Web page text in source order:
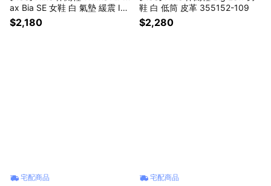
ax Bia SE 女鞋 白 氣墊 緩震 IH4
017-100
$2,180
鞋 白 低筒 皮革 355152-109
$2,280
宅配商品 宅配商品